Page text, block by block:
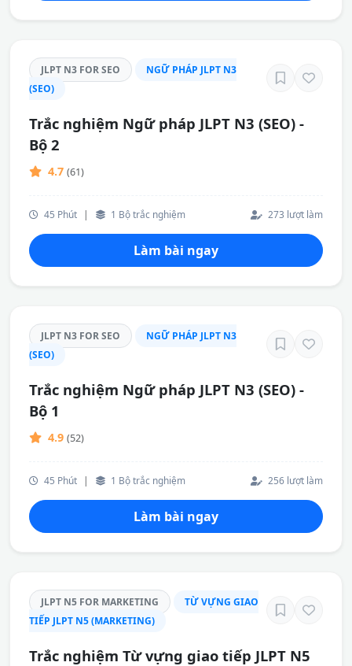
JLPT N3 FOR SEO
NGỮ PHÁP JLPT N3
(SEO)
Trắc nghiệm Ngữ pháp JLPT N3 (SEO) -
Bộ 2
4.7 (61)
45 Phút | 1 Bộ trắc nghiệm 273 lượt làm
Làm bài ngay
JLPT N3 FOR SEO
NGỮ PHÁP JLPT N3
(SEO)
Trắc nghiệm Ngữ pháp JLPT N3 (SEO) -
Bộ 1
4.9 (52)
45 Phút | 1 Bộ trắc nghiệm 256 lượt làm
Làm bài ngay
JLPT N5 FOR MARKETING
TỪ VỰNG GIAO
TIẾP JLPT N5 (MARKETING)
Trắc nghiệm Từ vựng giao tiếp JLPT N5